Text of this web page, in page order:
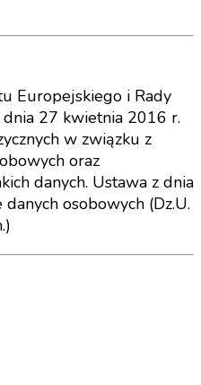
Europejskiego i Rady
dnia 27 kwietnia 2016 r.
w związku z
oraz
danych. Ustawa z dnia
osobowych (Dz.U.